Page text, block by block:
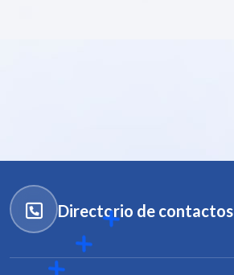
Directorio de contactos